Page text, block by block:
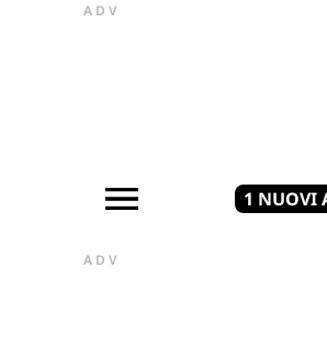
ADV
1 NUOVI
ADV